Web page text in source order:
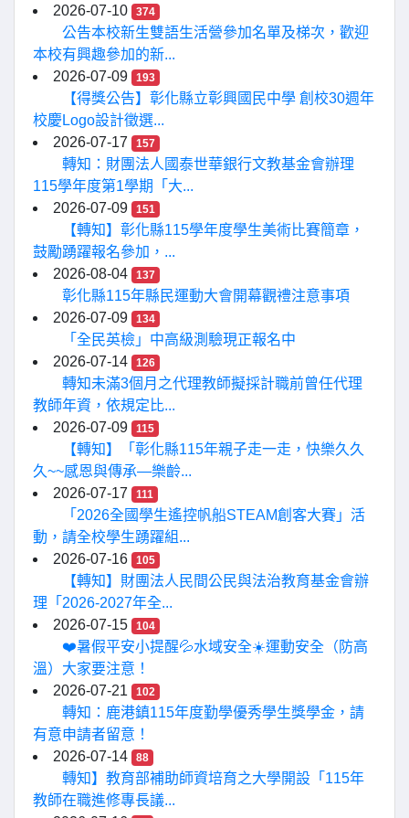
2026-07-10
374
公告本校新生雙語生活營參加名單及梯次，歡迎
本校有興趣參加的新...
2026-07-09
193
【得獎公告】彰化縣立彰興國民中學 創校30週年
校慶Logo設計徵選...
2026-07-17
157
轉知：財團法人國泰世華銀行文教基金會辦理
115學年度第1學期「大...
2026-07-09
151
【轉知】彰化縣115學年度學生美術比賽簡章，
鼓勵踴躍報名參加，...
2026-08-04
137
彰化縣115年縣民運動大會開幕觀禮注意事項
2026-07-09
134
「全民英檢」中高級測驗現正報名中
2026-07-14
126
轉知未滿3個月之代理教師擬採計職前曾任代理
教師年資，依規定比...
2026-07-09
115
【轉知】「彰化縣115年親子走一走，快樂久久
久~~感恩與傳承—樂齡...
2026-07-17
111
「2026全國學生遙控帆船STEAM創客大賽」活
動，請全校學生踴躍組...
2026-07-16
105
【轉知】財團法人民間公民與法治教育基金會辦
理「2026-2027年全...
2026-07-15
104
❤️暑假平安小提醒💦水域安全☀️運動安全（防高
溫）大家要注意！
2026-07-21
102
轉知：鹿港鎮115年度勤學優秀學生獎學金，請
有意申請者留意！
2026-07-14
88
轉知】教育部補助師資培育之大學開設「115年
教師在職進修專長議...